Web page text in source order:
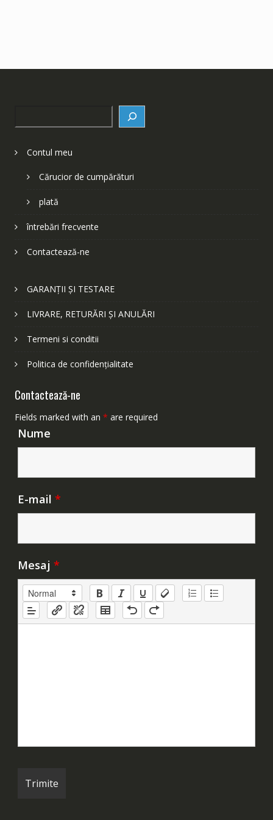
Contul meu
Cărucior de cumpărături
plată
întrebări frecvente
Contactează-ne
GARANȚII ȘI TESTARE
LIVRARE, RETURĂRI ȘI ANULĂRI
Termeni si conditii
Politica de confidențialitate
Contactează-ne
Fields marked with an * are required
Nume
E-mail *
Mesaj *